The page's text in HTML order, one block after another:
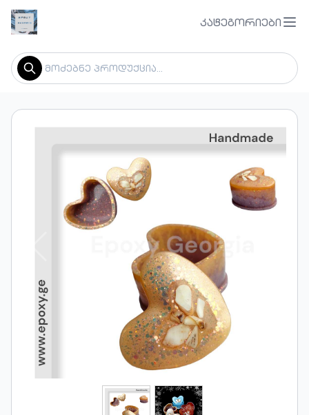
კატეგორიები